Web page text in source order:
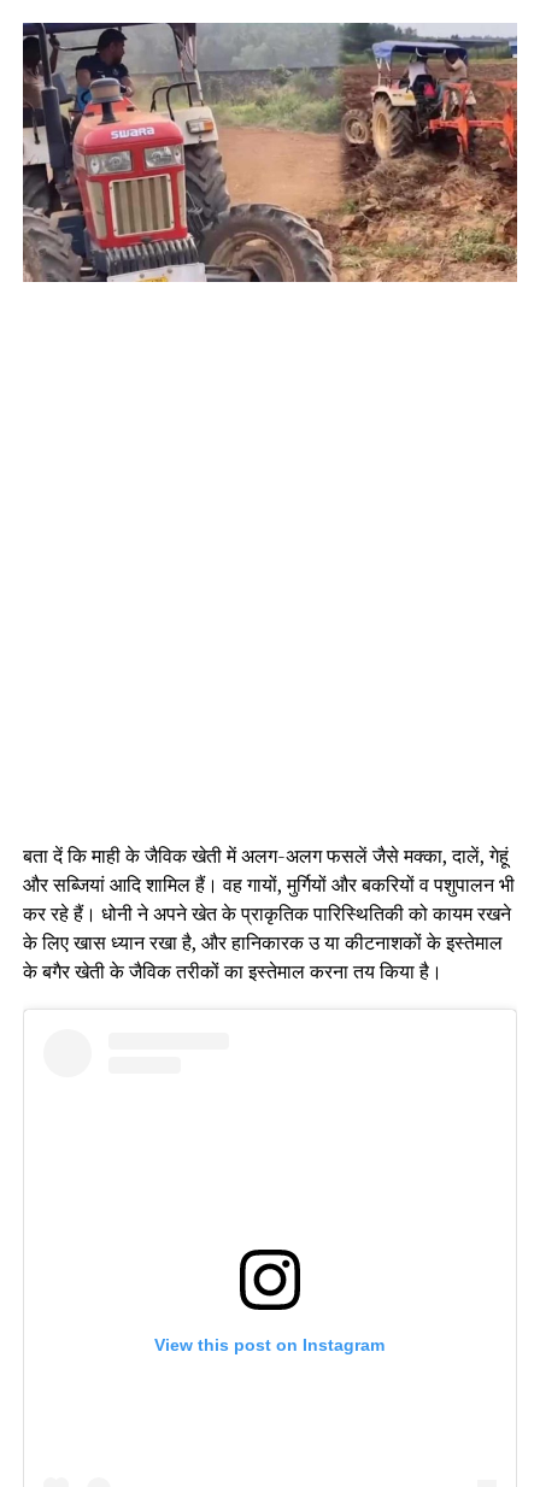
बता दें कि माही के जैविक खेती में अलग-अलग फसलें जैसे मक्का, दालें, गेहूं
और सब्जियां आदि शामिल हैं। वह गायों, मुर्गियों और बकरियों व पशुपालन भी
कर रहे हैं। धोनी ने अपने खेत के प्राकृतिक पारिस्थितिकी को कायम रखने
के लिए खास ध्यान रखा है, और हानिकारक उ या कीटनाशकों के इस्तेमाल
के बगैर खेती के जैविक तरीकों का इस्तेमाल करना तय किया है।
View this post on Instagram